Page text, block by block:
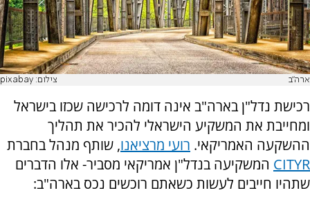
ארה"ב צילום: pixabay
רכישת נדל"ן בארה"ב אינה דומה לרכישה שכזו בישראל
ומחייבת את המשקיע הישראלי להכיר את תהליך
ההשקעה האמריקאי. רועי מרציאנו, שותף מנהל בחברת
CITYR המשקיעה בנדל"ן אמריקאי מסביר- אלו הדברים
שתהיו חייבים לעשות כשאתם רוכשים נכס בארה"ב: